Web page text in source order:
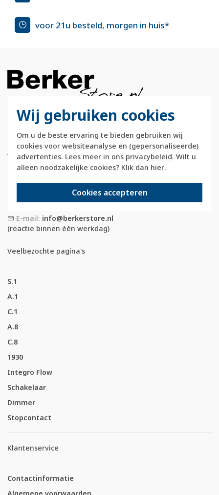
Wij gebruiken cookies
Om u de beste ervaring te bieden gebruiken wij
cookies voor websiteanalyse en (gepersonaliseerde)
advertenties. Lees meer in ons privacybeleid. Wilt u
alleen noodzakelijke cookies? Klik dan hier.
Cookies accepteren
voor 21u besteld, morgen in huis*
Berkerstore.nl is onderdeel van e-Stores
International B.V. en geen webwinkel of
onderdeel van Hager
Vertriebsgesellschaft GmbH & Co. KG.
E-mail: info@berkerstore.nl
(reactie binnen één werkdag)
Veelbezochte pagina's
S.1
A.1
C.1
A.8
C.8
1930
Integro Flow
Schakelaar
Dimmer
Stopcontact
Klantenservice
Contactinformatie